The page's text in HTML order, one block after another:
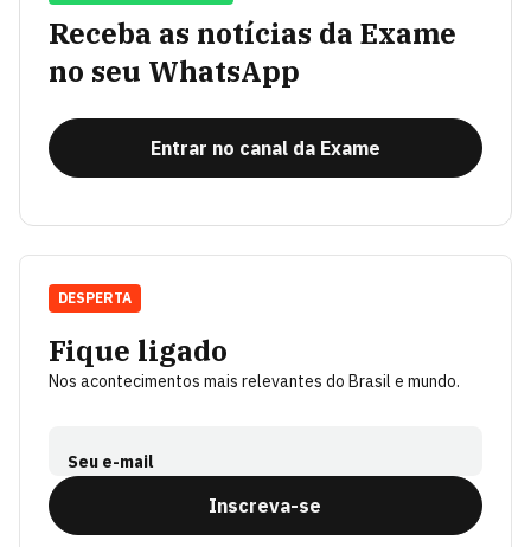
Receba as notícias da Exame
no seu WhatsApp
Entrar no canal da Exame
Fique ligado
Nos acontecimentos mais relevantes do Brasil e mundo.
Seu e-mail
Inscreva-se
DESPERTA